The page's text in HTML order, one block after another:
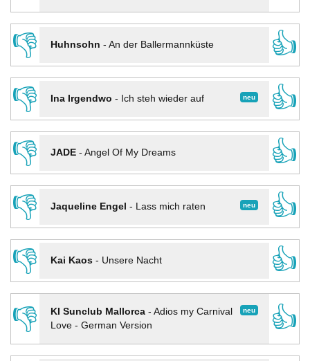
👎
Huhnsohn - An der Ballermannküste
👍
👎
neu
Ina Irgendwo - Ich steh wieder auf
👍
👎
JADE- Angel Of My Dreams
👍
👎
neu
Jaqueline Engel - Lass mich raten
👍
👎
Kai Kaos- Unsere Nacht
👍
👎
neu
KI Sunclub Mallorca- Adios my Carnival
Love - German Version
👍